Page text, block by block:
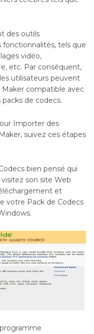
des outils
fonctionnalités, tels que
vidéo,
etc. Par conséquent,
utilisateurs peuvent
compatible avec
de codecs.
Importer des
suivez ces étapes
bien pensé qui
son site Web
et
votre Pack de Codecs